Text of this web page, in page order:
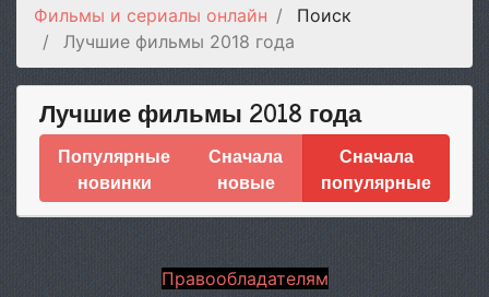
Фильмы и сериалы онлайн
Поиск
Лучшие фильмы 2018 года
Лучшие фильмы 2018 года
Популярные
новинки
Сначала
новые
Сначала
популярные
Правообладателям